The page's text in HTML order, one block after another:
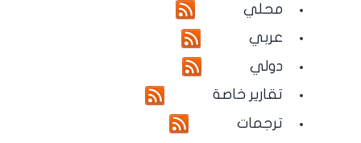
محلي
عربي
دولي
تقارير خاصة
ترجمات